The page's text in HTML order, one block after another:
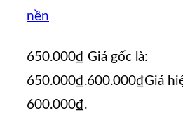
nền
650.000₫ Giá gốc là:
650.000₫.600.000₫Giá
600.000₫.